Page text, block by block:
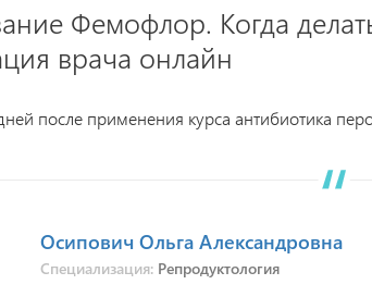
Фемофлор. Когда
врача онлайн
после применения курса антибиотика
Осипович Ольга Александровна
Специализация: Репродуктология